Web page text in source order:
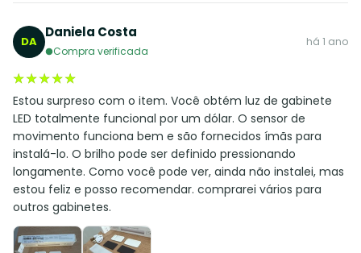
DA
Daniela Costa
Compra verificada
há 1 ano
★★★★★
★★★★★
Estou surpreso com o item. Você obtém luz de gabinete
LED totalmente funcional por um dólar. O sensor de
movimento funciona bem e são fornecidos ímãs para
instalá-lo. O brilho pode ser definido pressionando
longamente. Como você pode ver, ainda não instalei, mas
estou feliz e posso recomendar. comprarei vários para
outros gabinetes.